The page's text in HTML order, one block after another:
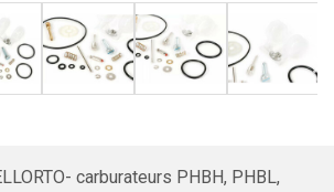
carburateurs PHBH, PHBL,